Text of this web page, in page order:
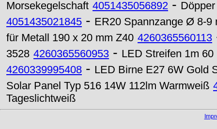
Morsekegelschaft 4051435056892 -
4051435021845 - ER20 Spannzange Ø 8-9
für Metall 190 x 20 mm Z40 4260365560113
3528 4260365560953 - LED Streifen 1m
4260339995408 - LED Birne E27 6W Gold
Solar Panel Typ 516 14W 112lm Warmweiß
Tageslichtweiß